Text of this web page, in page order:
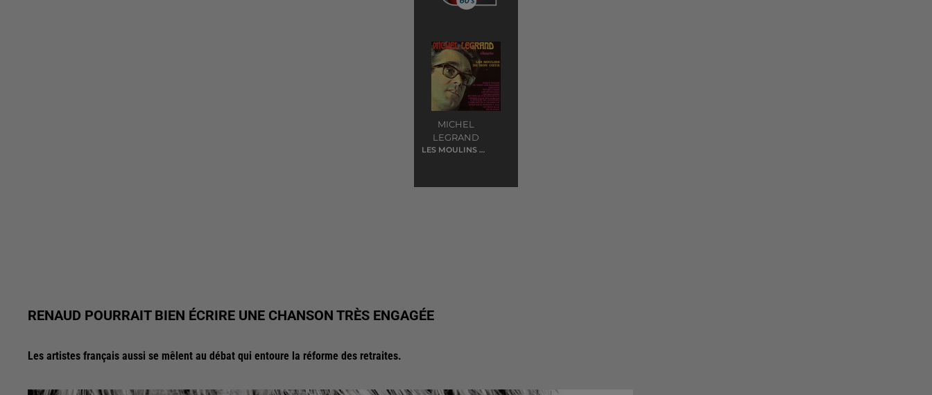
MICHEL
LEGRAND
LES MOULINS DE
RENAUD POURRAIT BIEN ÉCRIRE UNE CHANSON TRÈS ENGAGÉE
Les artistes français aussi se mêlent au débat qui entoure la réforme des retraites.